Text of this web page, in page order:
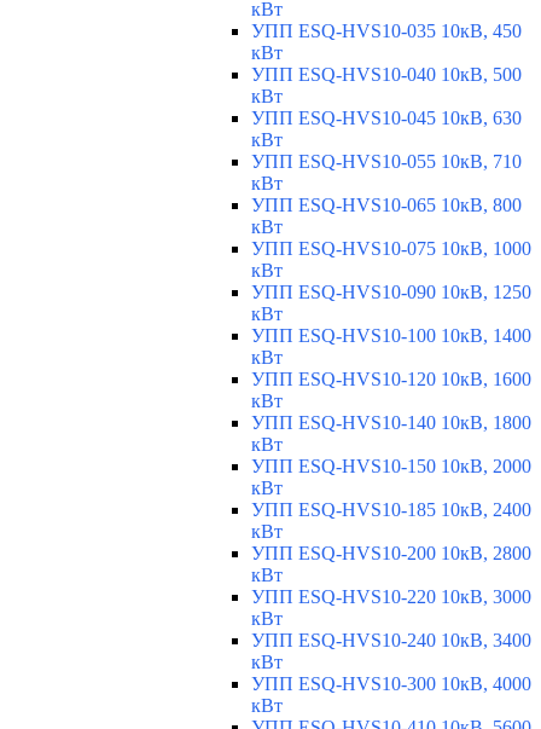
кВт
УПП ESQ-HVS10-035 10кВ, 450
кВт
УПП ESQ-HVS10-040 10кВ, 500
кВт
УПП ESQ-HVS10-045 10кВ, 630
кВт
УПП ESQ-HVS10-055 10кВ, 710
кВт
УПП ESQ-HVS10-065 10кВ, 800
кВт
УПП ESQ-HVS10-075 10кВ, 1000
кВт
УПП ESQ-HVS10-090 10кВ, 1250
кВт
УПП ESQ-HVS10-100 10кВ, 1400
кВт
УПП ESQ-HVS10-120 10кВ, 1600
кВт
УПП ESQ-HVS10-140 10кВ, 1800
кВт
УПП ESQ-HVS10-150 10кВ, 2000
кВт
УПП ESQ-HVS10-185 10кВ, 2400
кВт
УПП ESQ-HVS10-200 10кВ, 2800
кВт
УПП ESQ-HVS10-220 10кВ, 3000
кВт
УПП ESQ-HVS10-240 10кВ, 3400
кВт
УПП ESQ-HVS10-300 10кВ, 4000
кВт